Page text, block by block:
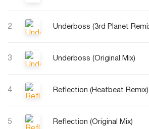
2 Underboss (3rd Planet
3 Underboss (Original Mix)
4 Reflection (Heatbeat Remix)
5 Reflection (Original Mix)